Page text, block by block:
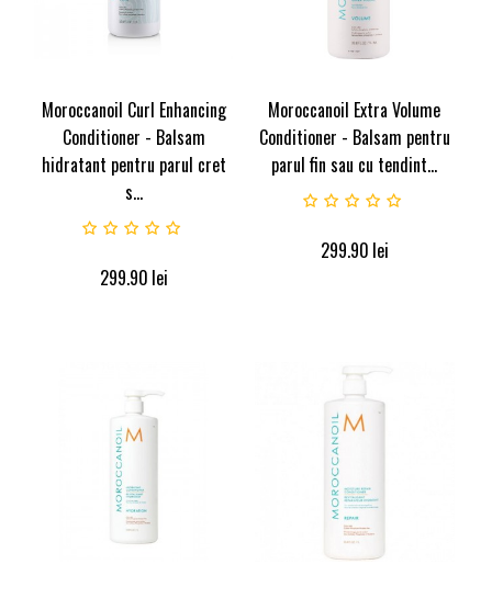
Moroccanoil Curl Enhancing
Conditioner - Balsam
hidratant pentru parul cret
s...
299.90 lei
Moroccanoil Extra Volume
Conditioner - Balsam pentru
parul fin sau cu tendint...
299.90 lei